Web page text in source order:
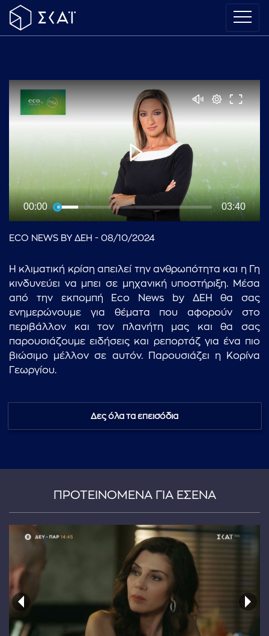
...πληκτρολογήστε κείμενο προς αναζήτηση
00:00 03:40
ECO NEWS BY ΔΕΗ - 08/10/2024
Η κλιματική κρίση απειλεί την ανθρωπότητα και η Γη
κινδυνεύει να μπει σε μηχανική υποστήριξη. Μέσα
από την εκπομπή Eco News by ΔΕΗ θα σας
ενημερώνουμε για θέματα που αφορούν στο
περιβάλλον και τον πλανήτη μας και θα σας
παρουσιάζουμε ειδήσεις και ρεπορτάζ για ένα πιο
βιώσιμο μέλλον σε αυτόν. Παρουσιάζει η Κορίνα
Γεωργίου.
Δες όλα τα επεισόδια
ΠΡΟΤΕΙΝΟΜΕΝΑ ΓΙΑ ΕΣΕΝΑ